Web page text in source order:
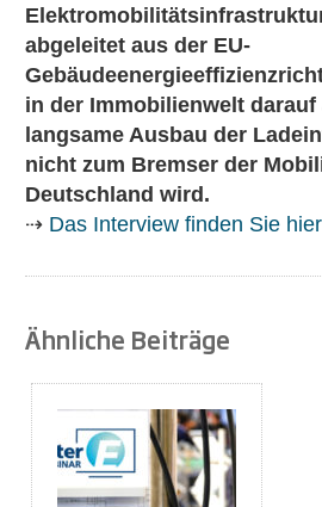
abgeleitet aus der EU-
in der Immobilienwelt darauf
langsame Ausbau der
nicht zum Bremser der
Deutschland wird.
⇢ Das Interview finden Sie hier
Ähnliche Beiträge